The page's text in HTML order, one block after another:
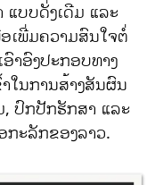
ແບບດັ່ງເດີມ ແລະ
ເພີ່ມຄວາມສົນໃຈຕໍ່
າ​​ອົງ​ປະ​ກອບ​ທາງ
ໃນ​ການ​ສ້າງສັນຜົນ
, ປົກປັກຮັກສາ ແລະ
ກະລັກຂອງລາວ.